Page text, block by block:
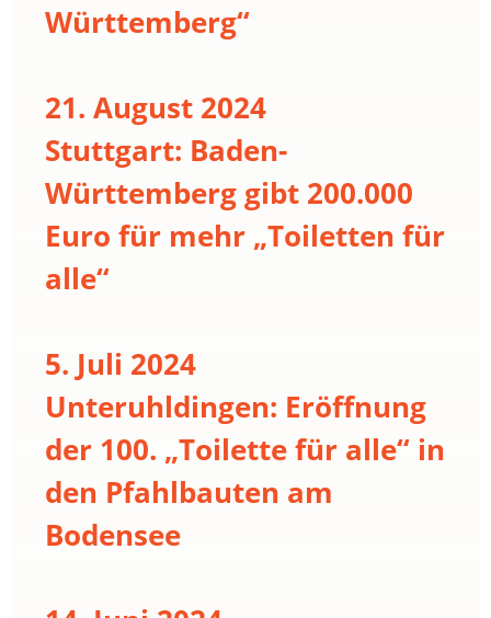
Württemberg“
21. August 2024
Stuttgart: Baden-
Württemberg gibt 200.000
Euro für mehr „Toiletten für
alle“
5. Juli 2024
Unteruhldingen: Eröffnung
der 100. „Toilette für alle“ in
den Pfahlbauten am
Bodensee